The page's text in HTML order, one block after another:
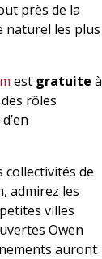
près de la
naturel les plus
est gratuite à
rôles
de
admirez les
villes
Owen
auront